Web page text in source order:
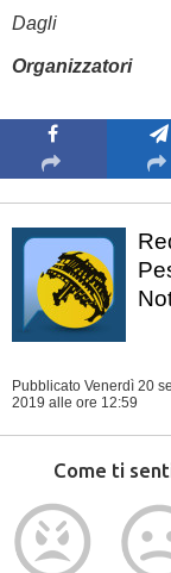
Dagli
Organizzatori
Pubblicato Venerdì 20
2019 alle ore 12:59
Come ti